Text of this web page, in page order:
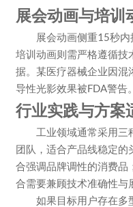
展会动画与培训
展会动画侧重15秒
培训动画则需严格遵循技
据。某医疗器械企业因混
导性光影效果被FDA警告。
行业实践与方案
工业领域通常采用三
团队，适合产品线稳定
合强调品牌调性的消费品
合需要兼顾技术准确性与
如果目标用户存在多